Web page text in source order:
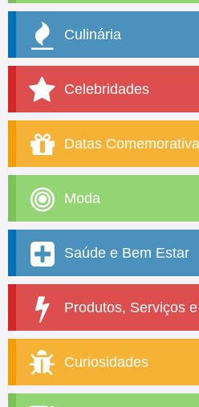
Culinária
Celebridades
Datas
Moda
Saúde e Bem Estar
Produtos, Serviços
Curiosidades